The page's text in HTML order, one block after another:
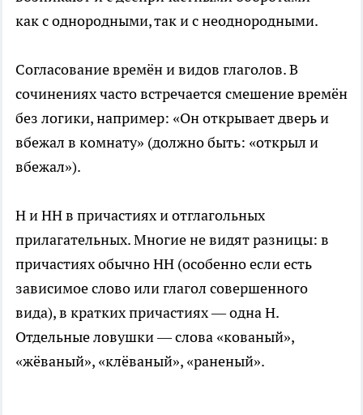
как с однородными, так и с неоднородными.
Согласование времён и видов глаголов. В
сочинениях часто встречается смешение времён
без логики, например: «Он открывает дверь и
вбежал в комнату» (должно быть: «открыл и
вбежал»).
Н и НН в причастиях и отглагольных
прилагательных. Многие не видят разницы: в
причастиях обычно НН (особенно если есть
зависимое слово или глагол совершенного
вида), в кратких причастиях — одна Н.
Отдельные ловушки — слова «кованый»,
«жёваный», «клёваный», «раненый».